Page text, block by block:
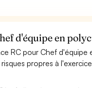
d'équipe en
RC pour Chef d'équipe
propres à